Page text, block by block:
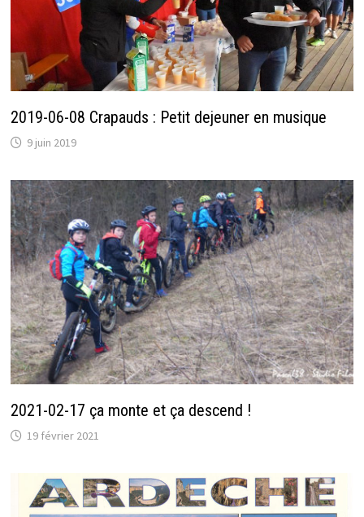
2019-06-08 Crapauds : Petit dejeuner en musique
9 juin 2019
2021-02-17 ça monte et ça descend !
19 février 2021